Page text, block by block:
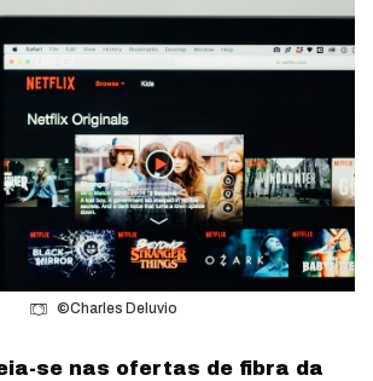
©Charles Deluvio
se nas ofertas de fibra da